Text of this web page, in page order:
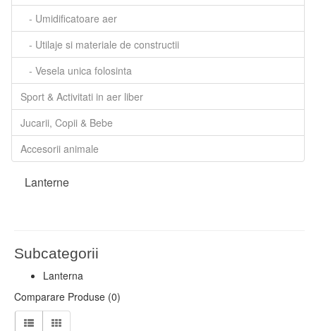
- Umidificatoare aer
- Utilaje si materiale de constructii
- Vesela unica folosinta
Sport & Activitati in aer liber
Jucarii, Copii & Bebe
Accesorii animale
Lanterne
Subcategorii
Lanterna
Comparare Produse (0)